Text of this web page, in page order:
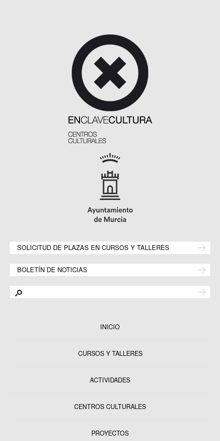
SOLICITUD DE PLAZAS EN CURSOS Y TALLERES
BOLETÍN DE NOTICIAS
INICIO
CURSOS Y TALLERES
ACTIVIDADES
CENTROS CULTURALES
PROYECTOS